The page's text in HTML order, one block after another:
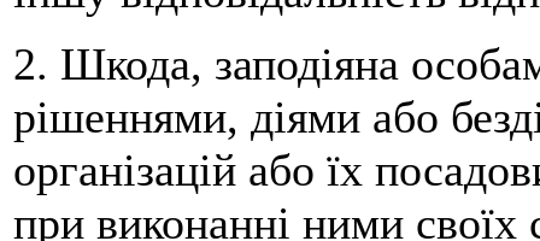
2. Шкода, заподіяна
рішеннями, діями або
організацій або їх
при виконанні ними